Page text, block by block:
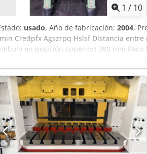
1 / 10
usado, Año de fabricación: 2004,
Credpfx Agszrpq Hslsf Distancia
en posición superior) 380 mm
910 mm Abertura de paso en la mesa 770
émbolo 940 x 510 mm Ajuste del
Longitud de avance 0 - 120 mm
x 1,7 x 3,6 m con accionamiento
freno neumático, ajuste
circular de aceite alimentador
eje cardán de la prensa Consolas